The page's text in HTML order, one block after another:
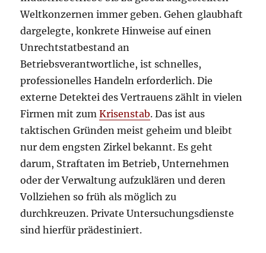
Weltkonzernen immer geben. Gehen glaubhaft
dargelegte, konkrete Hinweise auf einen
Unrechtstatbestand an
Betriebsverantwortliche, ist schnelles,
professionelles Handeln erforderlich. Die
externe Detektei des Vertrauens zählt in vielen
Firmen mit zumKrisenstab. Das ist aus
taktischen Gründen meist geheim und bleibt
nur dem engsten Zirkel bekannt. Es geht
darum, Straftaten im Betrieb, Unternehmen
oder der Verwaltung aufzuklären und deren
Vollziehen so früh als möglich zu
durchkreuzen. Private Untersuchungsdienste
sind hierfür prädestiniert.